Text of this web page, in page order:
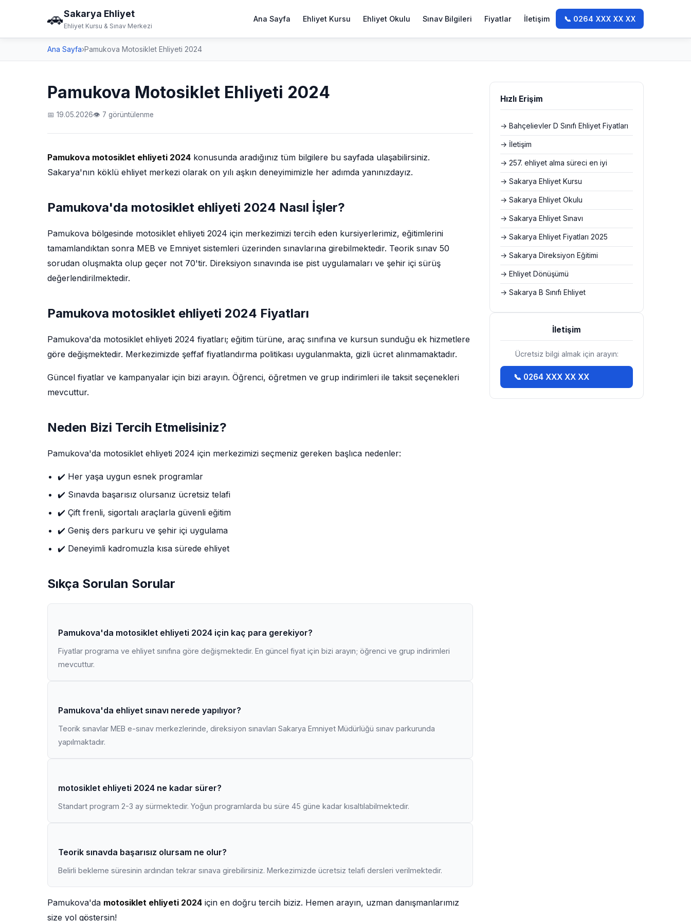
🚗Sakarya Ehliyet
Ehliyet Kursu & Sınav Merkezi
Ana Sayfa Ehliyet Kursu Ehliyet Okulu Sınav Bilgileri Fiyatlar İletişim 📞 0264 XXX XX XX
Ana Sayfa›Pamukova Motosiklet Ehliyeti 2024
Pamukova Motosiklet Ehliyeti 2024
📅 19.05.2026👁 7 görüntülenme
Pamukova motosiklet ehliyeti 2024 konusunda aradığınız tüm bilgilere bu sayfada ulaşabilirsiniz.
Sakarya'nın köklü ehliyet merkezi olarak on yılı aşkın deneyimimizle her adımda yanınızdayız.
Pamukova'da motosiklet ehliyeti 2024 Nasıl İşler?
Pamukova bölgesinde motosiklet ehliyeti 2024 için merkezimizi tercih eden kursiyerlerimiz, eğitimlerini
tamamlandıktan sonra MEB ve Emniyet sistemleri üzerinden sınavlarına girebilmektedir. Teorik sınav 50
sorudan oluşmakta olup geçer not 70'tir. Direksiyon sınavında ise pist uygulamaları ve şehir içi sürüş
değerlendirilmektedir.
Pamukova motosiklet ehliyeti 2024 Fiyatları
Pamukova'da motosiklet ehliyeti 2024 fiyatları; eğitim türüne, araç sınıfına ve kursun sunduğu ek hizmetlere
göre değişmektedir. Merkezimizde şeffaf fiyatlandırma politikası uygulanmakta, gizli ücret alınmamaktadır.
Güncel fiyatlar ve kampanyalar için bizi arayın. Öğrenci, öğretmen ve grup indirimleri ile taksit seçenekleri
mevcuttur.
Neden Bizi Tercih Etmelisiniz?
Pamukova'da motosiklet ehliyeti 2024 için merkezimizi seçmeniz gereken başlıca nedenler:
✔️ Her yaşa uygun esnek programlar
✔️ Sınavda başarısız olursanız ücretsiz telafi
✔️ Çift frenli, sigortalı araçlarla güvenli eğitim
✔️ Geniş ders parkuru ve şehir içi uygulama
✔️ Deneyimli kadromuzla kısa sürede ehliyet
Sıkça Sorulan Sorular
Pamukova'da motosiklet ehliyeti 2024 için kaç para gerekiyor?
Fiyatlar programa ve ehliyet sınıfına göre değişmektedir. En güncel fiyat için bizi arayın; öğrenci ve grup indirimleri
mevcuttur.
Pamukova'da ehliyet sınavı nerede yapılıyor?
Teorik sınavlar MEB e-sınav merkezlerinde, direksiyon sınavları Sakarya Emniyet Müdürlüğü sınav parkurunda
yapılmaktadır.
motosiklet ehliyeti 2024 ne kadar sürer?
Standart program 2-3 ay sürmektedir. Yoğun programlarda bu süre 45 güne kadar kısaltılabilmektedir.
Teorik sınavda başarısız olursam ne olur?
Belirli bekleme süresinin ardından tekrar sınava girebilirsiniz. Merkezimizde ücretsiz telafi dersleri verilmektedir.
Pamukova'da motosiklet ehliyeti 2024 için en doğru tercih biziz. Hemen arayın, uzman danışmanlarımız
size yol göstersin!
Hızlı Erişim
→ Bahçelievler D Sınıfı Ehliyet Fiyatları
→ İletişim
→ 257. ehliyet alma süreci en iyi
→ Sakarya Ehliyet Kursu
→ Sakarya Ehliyet Okulu
→ Sakarya Ehliyet Sınavı
→ Sakarya Ehliyet Fiyatları 2025
→ Sakarya Direksiyon Eğitimi
→ Ehliyet Dönüşümü
→ Sakarya B Sınıfı Ehliyet
İletişim
Ücretsiz bilgi almak için arayın:
📞 0264 XXX XX XX